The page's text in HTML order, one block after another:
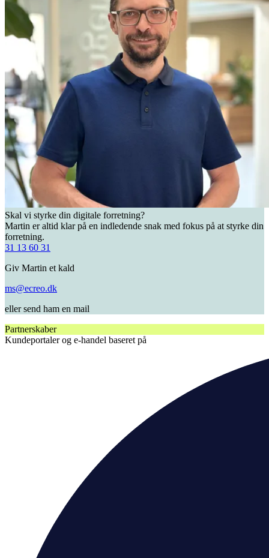
Skal vi styrke din digitale forretning?
Martin er altid klar på en indledende snak med fokus på at styrke din
forretning.
31 13 60 31
Giv Martin et kald
ms@ecreo.dk
eller send ham en mail
Partnerskaber
Kundeportaler og e-handel baseret på